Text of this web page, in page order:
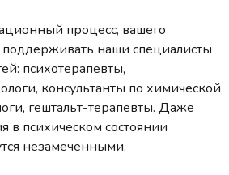
процесс, вашего
поддерживать наши специалисты
психотерапевты,
консультанты по химической
гештальт-терапевты. Даже
в психическом состоянии
незамеченными.